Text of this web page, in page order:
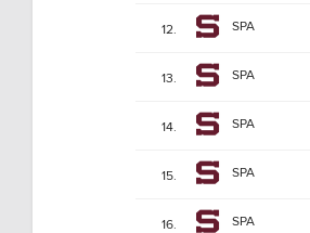
12. SPA
13. SPA
14. SPA
15. SPA
16. SPA